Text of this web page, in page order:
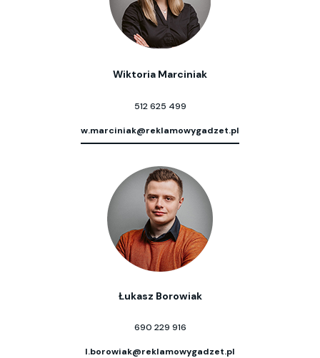
Wiktoria Marciniak
512 625 499
w.marciniak@reklamowygadzet.pl
Łukasz Borowiak
690 229 916
l.borowiak@reklamowygadzet.pl